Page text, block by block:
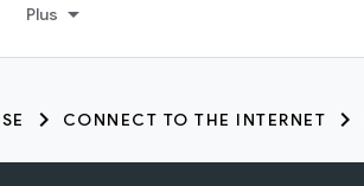
Plus
CONNECT TO THE INTERNET